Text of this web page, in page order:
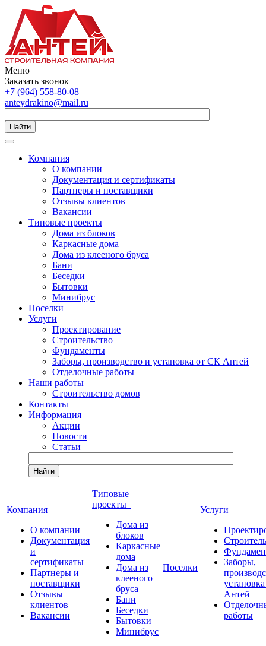
Меню
Заказать звонок
+7 (964) 558-80-08
anteydrakino@mail.ru
Найти
Компания
О компании
Документация и сертификаты
Партнеры и поставщики
Отзывы клиентов
Вакансии
Типовые проекты
Дома из блоков
Каркасные дома
Дома из клееного бруса
Бани
Беседки
Бытовки
Минибрус
Поселки
Услуги
Проектирование
Строительство
Фундаменты
Заборы, производство и установка от СК Антей
Отделочные работы
Наши работы
Строительство домов
Контакты
Информация
Акции
Новости
Статьи
Найти
Компания
О компании
Документация
и
сертификаты
Партнеры и
поставщики
Отзывы
клиентов
Вакансии
Типовые
проекты
Дома из
блоков
Каркасные
дома
Дома из
клееного
бруса
Бани
Беседки
Бытовки
Минибрус
Поселки
Услуги
Заборы,
Антей
работы